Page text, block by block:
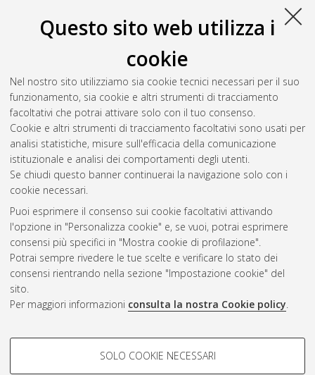
Questo sito web utilizza i
cookie
Nel nostro sito utilizziamo sia cookie tecnici necessari per il suo
funzionamento, sia cookie e altri strumenti di tracciamento
facoltativi che potrai attivare solo con il tuo consenso.
Cookie e altri strumenti di tracciamento facoltativi sono usati per
analisi statistiche, misure sull'efficacia della comunicazione
istituzionale e analisi dei comportamenti degli utenti.
Se chiudi questo banner continuerai la navigazione solo con i
cookie necessari.
Puoi esprimere il consenso sui cookie facoltativi attivando
l'opzione in "Personalizza cookie" e, se vuoi, potrai esprimere
consensi più specifici in "Mostra cookie di profilazione".
Potrai sempre rivedere le tue scelte e verificare lo stato dei
consensi rientrando nella sezione "Impostazione cookie" del
sito.
Per maggiori informazioni consulta la nostra Cookie policy.
COOKIE DI PROFILAZIONE -
SOLO COOKIE NECESSARI
Fusiello, Alisia (2023)La rete associativa Diwan: un intero
mondo oltre l'insegnamento.[Laurea], Università di Bologna,
Corso di Studio inMediazione linguistica interculturale [L-
DM270] - Forli', Documento full-text non disponibile
Questa lista e' stata generata ilFri Aug 7 23:27:20 2026 CEST
Atom
Rss 1.0
Rss 2.0
AMS Laurea
Impostazioni Cookie
Informativa sulla privacy